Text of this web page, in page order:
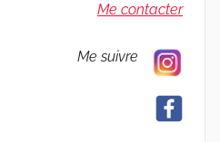
Me contacter
Me suivre